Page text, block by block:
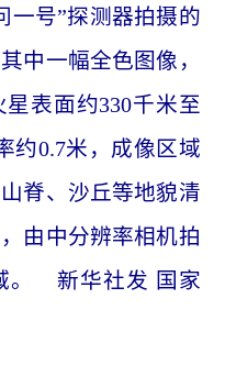
一号”探测器拍摄的
中一幅全色图像，
表面约330千米至
约0.7米，成像区域
脊、沙丘等地貌清
由中分辨率相机拍
。 新华社发 国家